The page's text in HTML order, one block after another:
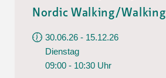
Nordic Walking/Walking
30.06.26 - 15.12.26
Dienstag
09:00 - 10:30 Uhr